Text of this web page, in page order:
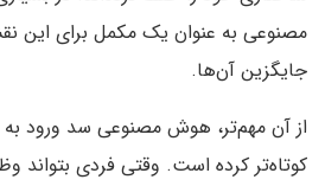
مصنوعی به عنوان یک مکمل برای این
جایگزین آن‌ها.
از آن مهم‌تر، هوش مصنوعی سد ورود به
کوتاه‌تر کرده است. وقتی فردی بتواند